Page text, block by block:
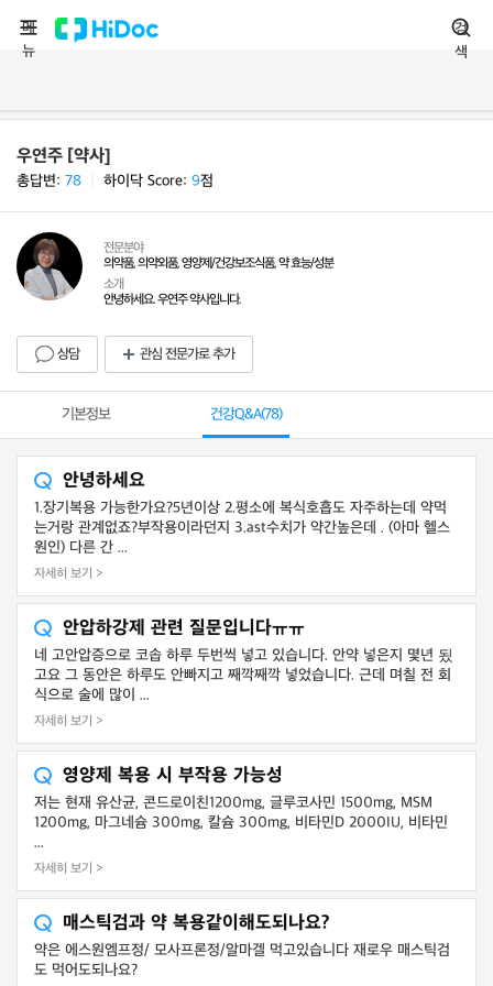
메
뉴
검
색
우연주 [약사]
총답변: 78 하이닥 Score: 9점
전문분야
의약품, 의약외품, 영양제/건강보조식품, 약 효능/성분
소개
안녕하세요. 우연주 약사입니다.
상담 관심 전문가로 추가
기본정보 건강Q&A(78)
안녕하세요
1.장기복용 가능한가요?5년이상 2.평소에 복식호흡도 자주하는데 약먹
는거랑 관계없죠?부작용이라던지 3.ast수치가 약간높은데 . (아마 헬스
원인) 다른 간 ...
자세히 보기 >
안압하강제 관련 질문입니다ㅠㅠ
네 고안압증으로 코솝 하루 두번씩 넣고 있습니다. 안약 넣은지 몇년 됬
고요 그 동안은 하루도 안빠지고 째깍째깍 넣었습니다. 근데 며칠 전 회
식으로 술에 많이 ...
자세히 보기 >
영양제 복용 시 부작용 가능성
저는 현재 유산균, 콘드로이친1200mg, 글루코사민 1500mg, MSM
1200mg, 마그네슘 300mg, 칼슘 300mg, 비타민D 2000IU, 비타민
...
자세히 보기 >
매스틱검과 약 복용같이해도되나요?
약은 에스원엠프정/ 모사프론정/알마겔 먹고있습니다 재로우 매스틱검
도 먹어도되나요?